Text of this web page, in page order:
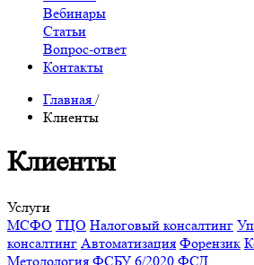
Вебинары
Статьи
Вопрос-ответ
Контакты
Главная /
Клиенты
Клиенты
Услуги
МСФО ТЦО Налоговый консалтинг
консалтинг Автоматизация Форензик
Методология ФСБУ 6/2020 ФСД